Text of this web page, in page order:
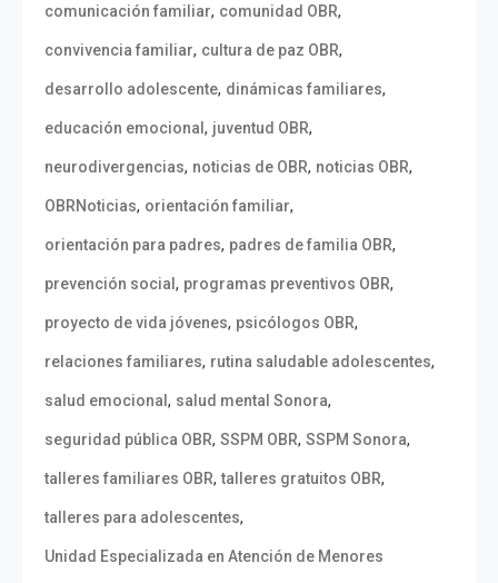
comunicación familiar, comunidad OBR,
convivencia familiar, cultura de paz OBR,
desarrollo adolescente, dinámicas familiares,
educación emocional , juventud OBR,
neurodivergencias, noticias de OBR, noticias OBR,
OBRNoticias, orientación familiar,
orientación para padres, padres de familia OBR,
prevención social , programas preventivos OBR,
proyecto de vida jóvenes, psicólogos OBR,
relaciones familiares, rutina saludable adolescentes,
salud emocional , salud mental Sonora,
seguridad pública OBR, SSPM OBR, SSPM Sonora,
talleres familiares OBR,talleres gratuitos OBR,
talleres para adolescentes,
Unidad Especializada en Atención de Menores